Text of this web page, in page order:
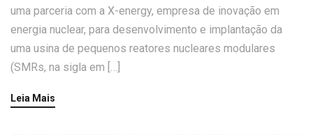
uma parceria com a X-energy, empresa de inovação em
energia nuclear, para desenvolvimento e implantação da
uma usina de pequenos reatores nucleares modulares
(SMRs, na sigla em […]
Leia Mais